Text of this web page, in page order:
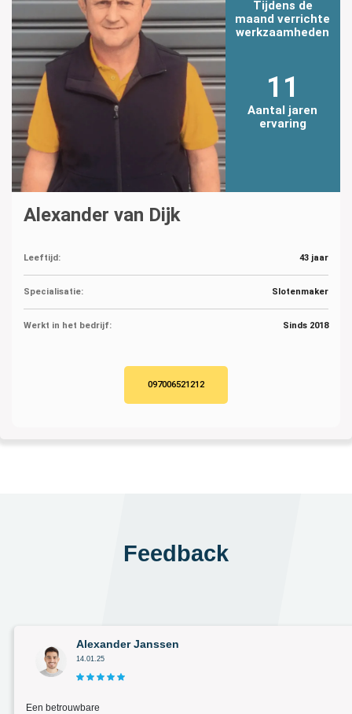
Tijdens de
maand verrichte
werkzaamheden
11
Aantal jaren
ervaring
Alexander van Dijk
Leeftijd: 43 jaar
Specialisatie: Slotenmaker
Werkt in het bedrijf: Sinds 2018
097006521212
Feedback
Alexander Janssen
14.01.25
Een betrouwbare